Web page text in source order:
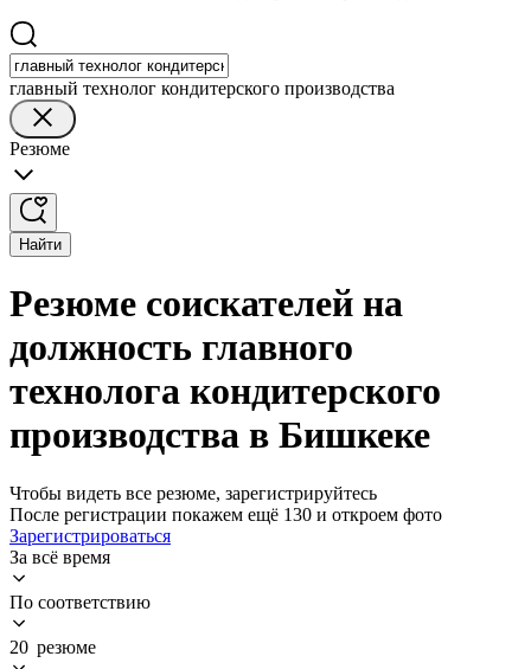
главный технолог кондитерского производства
Резюме
Найти
Резюме соискателей на
должность главного
технолога кондитерского
производства в Бишкеке
Чтобы видеть все резюме, зарегистрируйтесь
После регистрации покажем ещё 130 и откроем фото
Зарегистрироваться
За всё время
По соответствию
20 резюме